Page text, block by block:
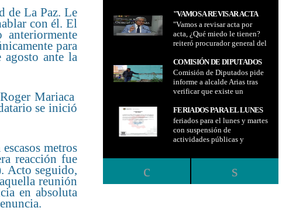
de La Paz. Le
con él. El
para
agosto ante la
Mariaca
se inició
metros
reacción fue
Acto seguido,
reunión
en absoluta
DE BTU
"VAMOS A REVISAR ACTA
POR ACTA, ¿QUÉ MIEDO LE
TIENEN? REITERÓ
PROCURADOR GENERAL
DEL ESTADO WILFREDO
CHÁVEZ
"Vamos a revisar acta por
acta, ¿Qué miedo le tienen?
reiteró procurador general del
COMISIÓN DE DIPUTADOS
PIDE INFORME A ALCALDE
ARIAS TRAS VERIFICAR
QUE EXISTE UN ABANDONO
EDUCATIVAS DE LA URBE
Comisión de Diputados pide
informe a alcalde Arias tras
verificar que existe un
infraestructuras educativas de
la urbe
FERIADOS PARA EL LUNES
Y MARTES CON
SUSPENSIÓN DE
ACTIVIDADES PÚBLICAS Y
feriados para el lunes y martes
con suspensión de
actividades públicas y
Ministerio de Trabajo